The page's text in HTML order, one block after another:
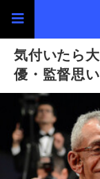
気付いたら
優・監督思